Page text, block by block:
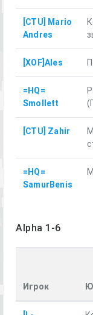
[CTU] Mario
Andres
[XOF]Ales
=HQ=
Smollett
[CTU] Zahir
=HQ=
SamurBenis
Alpha 1-6
Игрок